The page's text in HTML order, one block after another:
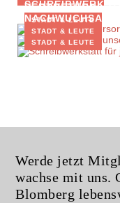
STADT & LEUTE
VERTRETERN
STADT & LEUTE
STADT & LEUTE
Werde jetzt
wachse mit uns.
Blomberg